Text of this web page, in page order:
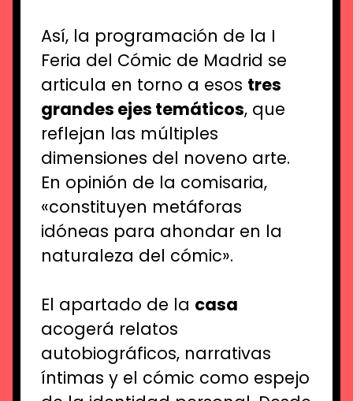
Así, la programación de la I
Feria del Cómic de Madrid se
articula en torno a esos tres
grandes ejes temáticos, que
reflejan las múltiples
dimensiones del noveno arte.
En opinión de la comisaria,
«constituyen metáforas
idóneas para ahondar en la
naturaleza del cómic».
El apartado de la casa
acogerá relatos
autobiográficos, narrativas
íntimas y el cómic como espejo